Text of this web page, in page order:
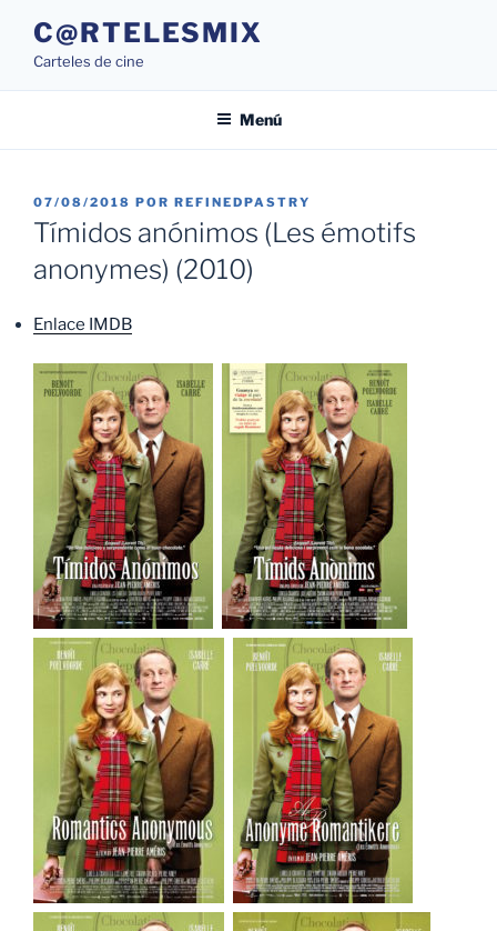
contenido
C@RTELESMIX
Carteles de cine
Menú
PUBLICADO
EL
07/08/2018 POR REFINEDPASTRY
Tímidos anónimos (Les émotifs
anonymes) (2010)
Enlace IMDB